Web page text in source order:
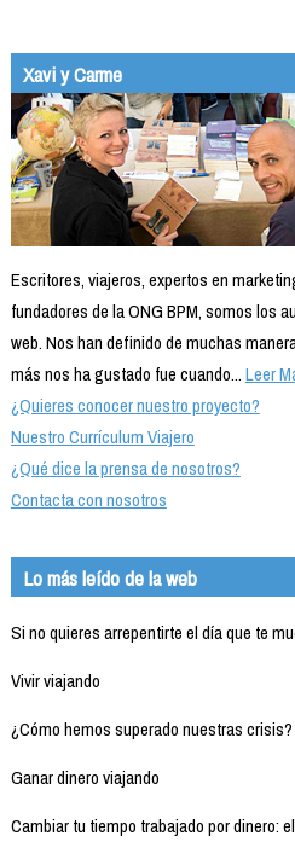
Xavi y Carme
Escritores, viajeros, expertos en
fundadores de la ONG BPM, somos los
web. Nos han definido de muchas
más nos ha gustado fue cuando...Leer
¿Quieres conocer nuestro proyecto?
Nuestro Currículum Viajero
¿Qué dice la prensa de nosotros?
Contacta con nosotros
Lo más leído de la web
Si no quieres arrepentirte el día que te
Vivir viajando
¿Cómo hemos superado nuestras crisis?
Ganar dinero viajando
Cambiar tu tiempo trabajado por dinero: